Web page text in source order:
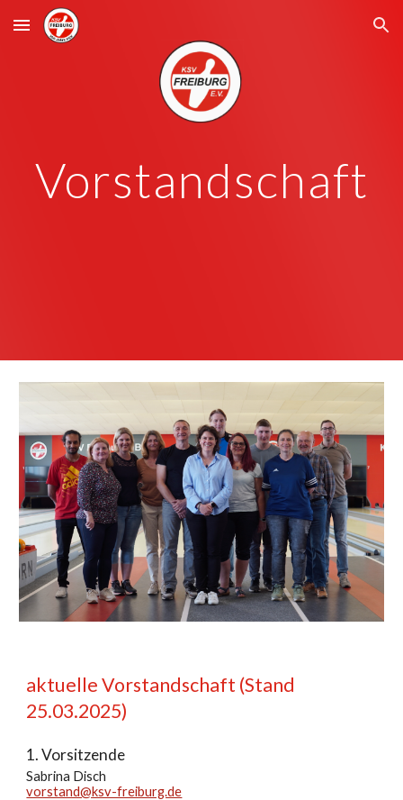
Skip to main content Skip to navigation
Vorstandschaft
aktuelle Vorstandschaft (Stand
25.03.2025)
1. Vorsitzende
Sabrina Disch
vorstand@ksv-freiburg.de